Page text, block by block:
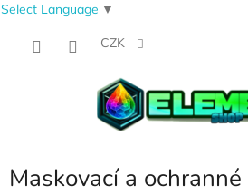
Select Language ▼
CZK
Maskovací a